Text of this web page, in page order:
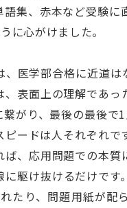
集、赤本など受験に
に心がけました。
医学部合格に近道は
表面上の理解であっ
がり、最後の最後で
ードは人それぞれ
、応用問題での本質
駆け抜けるだけで
たり、問題用紙が配